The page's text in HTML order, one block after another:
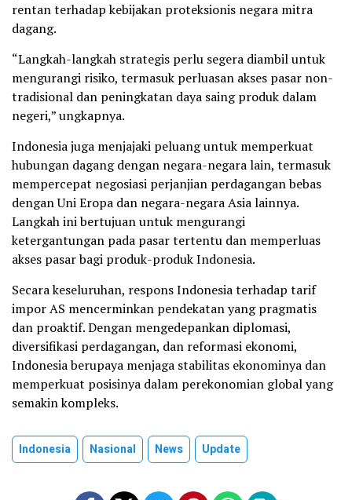
rentan terhadap kebijakan proteksionis negara mitra
dagang.
“Langkah-langkah strategis perlu segera diambil untuk
mengurangi risiko, termasuk perluasan akses pasar non-
tradisional dan peningkatan daya saing produk dalam
negeri,” ungkapnya.
Indonesia juga menjajaki peluang untuk memperkuat
hubungan dagang dengan negara-negara lain, termasuk
mempercepat negosiasi perjanjian perdagangan bebas
dengan Uni Eropa dan negara-negara Asia lainnya.
Langkah ini bertujuan untuk mengurangi
ketergantungan pada pasar tertentu dan memperluas
akses pasar bagi produk-produk Indonesia.
Secara keseluruhan, respons Indonesia terhadap tarif
impor AS mencerminkan pendekatan yang pragmatis
dan proaktif. Dengan mengedepankan diplomasi,
diversifikasi perdagangan, dan reformasi ekonomi,
Indonesia berupaya menjaga stabilitas ekonominya dan
memperkuat posisinya dalam perekonomian global yang
semakin kompleks.
Indonesia Nasional News Update